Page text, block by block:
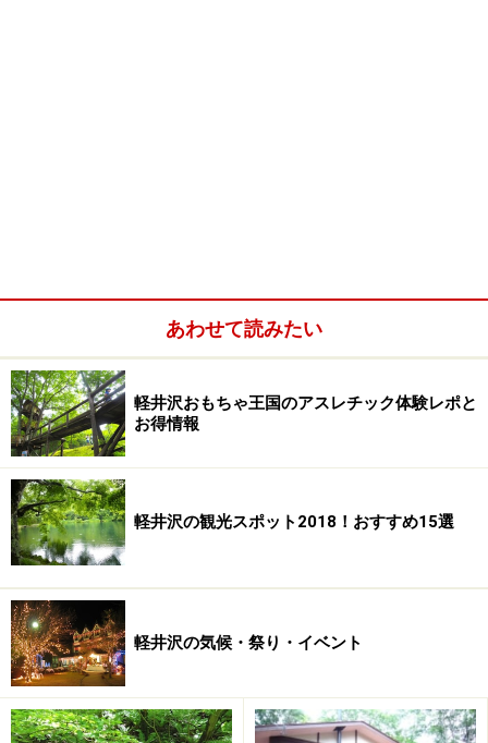
あわせて読みたい
軽井沢おもちゃ王国のアスレチック体験レポと
お得情報
軽井沢の観光スポット2018！おすすめ15選
軽井沢の気候・祭り・イベント